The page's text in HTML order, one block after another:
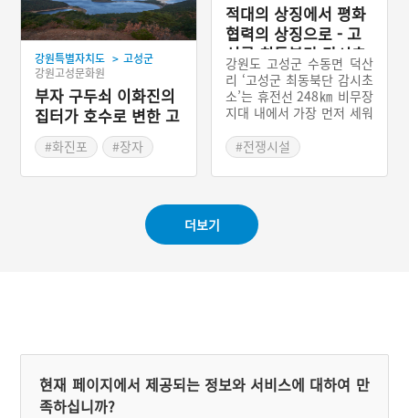
강원특별자치도 > 고성군
강원고성문화원
부자 구두쇠 이화진의
집터가 호수로 변한 고
성 화진포
#화진포
#장자
적대의 상징에서 평화
협력의 상징으로 - 고
성군 최동북단 감시초
소
강원도 고성군 수동면 덕산
리 ‘고성군 최동북단 감시초
소’는 휴전선 248㎞ 비무장
지대 내에서 가장 먼저 세워
초소와 580m밖에 떨어져
있지 않다. ‘고성군 최동북
단 감시초소’는 1년 365일,
를 감시하던 장소다. 1개 소
대 병력이 교대로 파견되어
약 2개월가량 머물면서 경
선 ‘까칠봉 GP’를, 남에서는
‘고성군 최동북단 감시초
소’를 선택했다. 2018년 11
#전쟁시설
더보기
현재 페이지에서 제공되는 정보와 서비스에 대하여 만
족하십니까?